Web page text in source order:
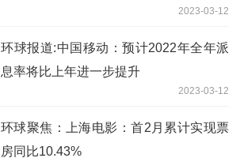
2023-03-12
环球报道:中国移动：预计2022年全年派
息率将比上年进一步提升
2023-03-12
环球聚焦：上海电影：首2月累计实现票
房同比10.43%